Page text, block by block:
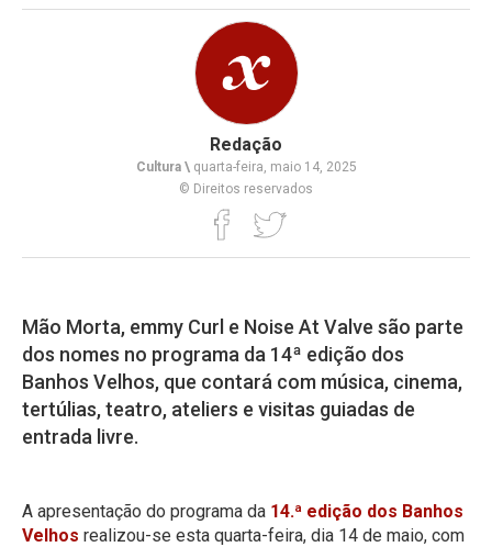
Redação
Cultura \quarta-feira, maio 14, 2025
© Direitos reservados
Mão Morta, emmy Curl e Noise At Valve são parte
dos nomes no programa da 14ª edição dos
Banhos Velhos, que contará com música, cinema,
tertúlias, teatro, ateliers e visitas guiadas de
entrada livre.
A apresentação do programa da 14.ª edição dos Banhos
Velhos realizou-se esta quarta-feira, dia 14 de maio, com